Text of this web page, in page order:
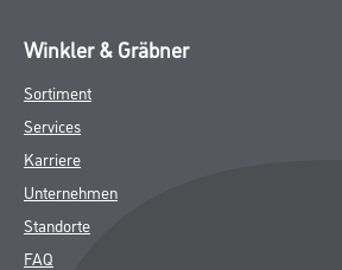
Winkler & Gräbner
Sortiment
Services
Karriere
Unternehmen
Standorte
FAQ